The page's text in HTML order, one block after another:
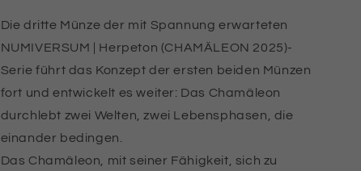
Die dritte Münze der mit Spannung erwarteten
NUMIVERSUM | Herpeton (CHAMÄLEON 2025)-
Serie führt das Konzept der ersten beiden Münzen
fort und entwickelt es weiter: Das Chamäleon
durchlebt zwei Welten, zwei Lebensphasen, die
einander bedingen.
Das Chamäleon, mit seiner Fähigkeit, sich zu